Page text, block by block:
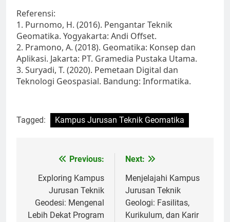
Referensi:
1. Purnomo, H. (2016). Pengantar Teknik
Geomatika. Yogyakarta: Andi Offset.
2. Pramono, A. (2018). Geomatika: Konsep dan
Aplikasi. Jakarta: PT. Gramedia Pustaka Utama.
3. Suryadi, T. (2020). Pemetaan Digital dan
Teknologi Geospasial. Bandung: Informatika.
Tagged: Kampus Jurusan Teknik Geomatika
navigation
Previous:
Exploring Kampus
Jurusan Teknik
Geodesi: Mengenal
Lebih Dekat Program
Next:
Menjelajahi Kampus
Jurusan Teknik
Geologi: Fasilitas,
Kurikulum, dan Karir